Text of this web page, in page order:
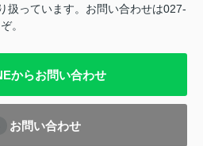
扱っています。お問い合わせは027-
。
からお問い合わせ
お問い合わせ